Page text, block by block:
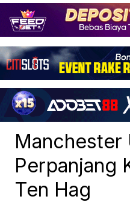
Manchester
Perpanjang
Ten Hag